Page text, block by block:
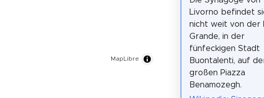
MapLibre
Livorno befindet
nicht weit von der
Grande, in der
fünfeckigen Stadt
Buontalenti, auf
großen Piazza
Benamozegh.